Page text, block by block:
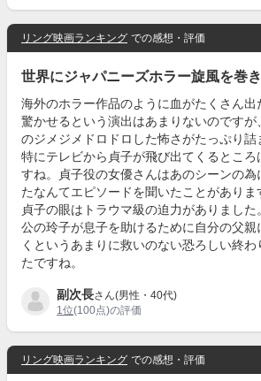
リング映画ランキング での感想・評価
世界にジャパニーズホラー旋風を巻
海外のホラー作品のように血がたくさん出
驚かせるという演出はあまりないのです
のジメジメドロドロした怖さがたっぷり詰
特にテレビから貞子が飛び出てくるとこ
すね。貞子役の女優さんはあのシーンの
たなんてエピソードを聞いたことがあり
貞子の眼はトラウマ級の迫力がありました
公の玲子が息子を助けるために自分の父
くというあまりに救いのない恐ろしい終わ
たですね。
副次長さん(男性・40代)
1位(100点)の評価
リング映画ランキング での感想・評価